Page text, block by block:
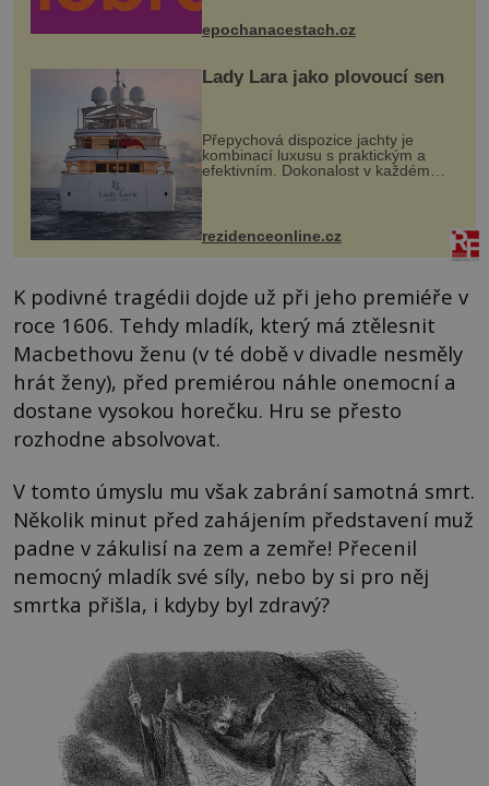
mohou těšit na víno, burčák, pes...
epochanacestach.cz
Lady Lara jako plovoucí sen
Přepychová dispozice jachty je
kombinací luxusu s praktickým a
efektivním. Dokonalost v každém
detailu představuje značka Fendi
Casa, kterou byly vybaveny její
paluby. Monacký přístav nabízí
každoročn...
rezidenceonline.cz
K podivné tragédii dojde už při jeho premiéře v
roce 1606. Tehdy mladík, který má ztělesnit
Macbethovu ženu (v té době v divadle nesměly
hrát ženy), před premiérou náhle onemocní a
dostane vysokou horečku. Hru se přesto
rozhodne absolvovat.
V tomto úmyslu mu však zabrání samotná smrt.
Několik minut před zahájením představení muž
padne v zákulisí na zem a zemře! Přecenil
nemocný mladík své síly, nebo by si pro něj
smrtka přišla, i kdyby byl zdravý?